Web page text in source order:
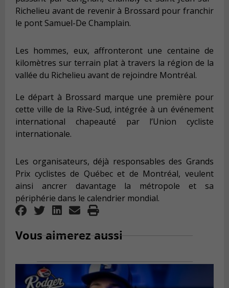
Richelieu avant de revenir à Brossard pour franchir
le pont Samuel-De Champlain.
Les hommes, eux, affronteront une centaine de
kilomètres sur terrain plat à travers la région de la
vallée du Richelieu avant de rejoindre Montréal.
Le départ à Brossard marque une première pour
cette ville de la Rive-Sud, intégrée à un événement
international chapeauté par l’Union cycliste
internationale.
Les organisateurs, déjà responsables des Grands
Prix cyclistes de Québec et de Montréal, veulent
ainsi ancrer davantage la métropole et sa
périphérie dans le calendrier mondial.
Vous aimerez aussi